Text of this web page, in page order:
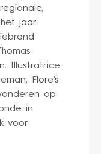
jaar
Illustratrice
Flore’s
op
in
voor